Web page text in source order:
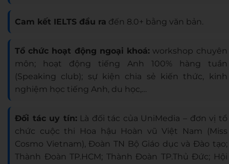
Cam kết IELTS đầu ra đến 8.0+ bằng văn bản.
Tổ chức hoạt động ngoại khoá: workshop chuyên
môn; hoạt động tiếng Anh 100% hàng tuần
(Speaking club); sự kiện chia sẻ kiến thức, kinh
nghiệm học tiếng Anh, du học,…
Đối tác uy tín:Là đối tác của UniMedia – đơn vị tổ
chức cuộc thi Hoa hậu Hoàn vũ Việt Nam (Miss
Cosmo Vietnam), Đoàn TN Bộ Giáo dục và Đào tạo;
Thành Đoàn TP.HCM; Thành Đoàn TP.Thủ Đức; Hội